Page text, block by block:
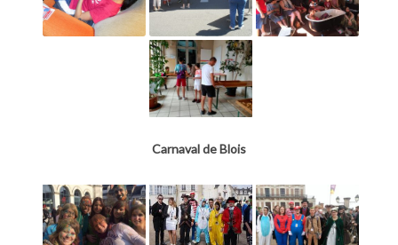
Carnaval de Blois